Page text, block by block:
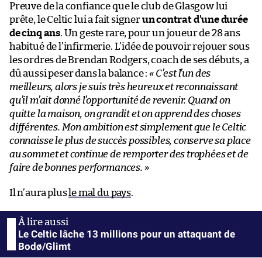
Preuve de la confiance que le club de Glasgow lui
prête, le Celtic lui a fait signerun contrat d’une durée
de cinq ans. Un geste rare, pour un joueur de 28 ans
habitué de l’infirmerie. L’idée de pouvoir rejouer sous
les ordres de Brendan Rodgers, coach de ses débuts, a
dû aussi peser dans la balance :« C’est l’un des
meilleurs, alors je suis très heureux et reconnaissant
qu’il m’ait donné l’opportunité de revenir. Quand on
quitte la maison, on grandit et on apprend des choses
différentes. Mon ambition est simplement que le Celtic
connaisse le plus de succès possibles, conserve sa place
au sommet et continue de remporter des trophées et de
faire de bonnes performances. »
Il n’aura plusle mal du pays.
Le Celtic lâche 13 millions pour un attaquant de
Bodø/Glimt